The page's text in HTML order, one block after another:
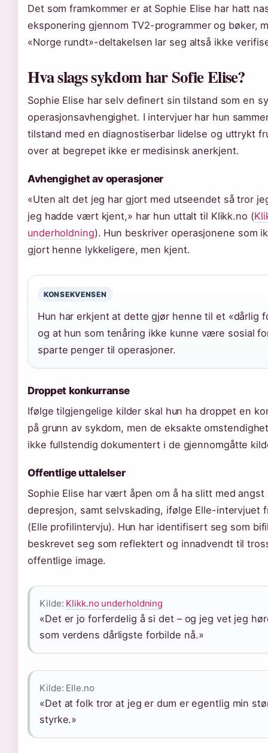
Det som framkommer er at Sophie Elise har hatt
eksponering gjennom TV2-programmer og bøker,
«Norge rundt»-deltakelsen lar seg altså ikke
Hva slags sykdom har Sofie Elise?
Sophie Elise har selv definert sin tilstand som en
operasjonsavhengighet. I intervjuer har hun
tilstand med en diagnostiserbar lidelse og uttrykt
over at begrepet ikke er medisinsk anerkjent.
Avhengighet av operasjoner
«Uten alt det jeg har gjort med utseendet så tror
jeg hadde vært kjent,» har hun uttalt til Klikk.no (
underholdning). Hun beskriver operasjonene som
gjort henne lykkeligere, men kjent.
KONSEKVENSEN
Hun har erkjent at dette gjør henne til et «dårlig
og at hun som tenåring ikke kunne være sosial
sparte penger til operasjoner.
Droppet konkurranse
Ifølge tilgjengelige kilder skal hun ha droppet en
på grunn av sykdom, men de eksakte
ikke fullstendig dokumentert i de gjennomgåtte
Offentlige uttalelser
Sophie Elise har vært åpen om å ha slitt med angst
depresjon, samt selvskading, ifølge Elle-intervjuet
(Elle profilintervju). Hun har identifisert seg som
beskrevet seg som reflektert og innadvendt til
offentlige image.
Kilde: Klikk.no underholdning
«Det er jo forferdelig å si det – og jeg vet jeg
som verdens dårligste forbilde nå.»
Kilde: Elle.no
«Det at folk tror at jeg er dum er egentlig min
styrke.»